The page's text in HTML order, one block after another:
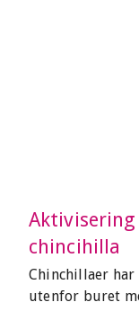
chincihilla
Chinchillaer har
utenfor buret